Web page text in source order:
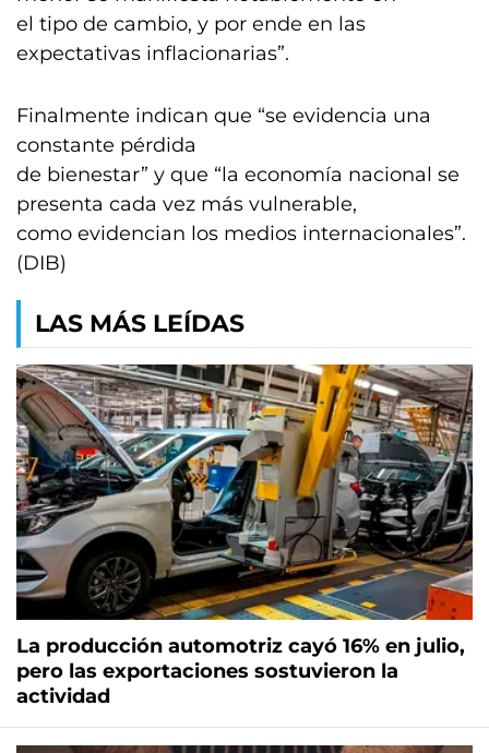
el tipo de cambio, y por ende en las
expectativas inflacionarias”.
Finalmente indican que “se evidencia una
constante pérdida
de bienestar” y que “la economía nacional se
presenta cada vez más vulnerable,
como evidencian los medios internacionales”.
(DIB)
LAS MÁS LEÍDAS
La producción automotriz cayó 16% en julio,
pero las exportaciones sostuvieron la
actividad